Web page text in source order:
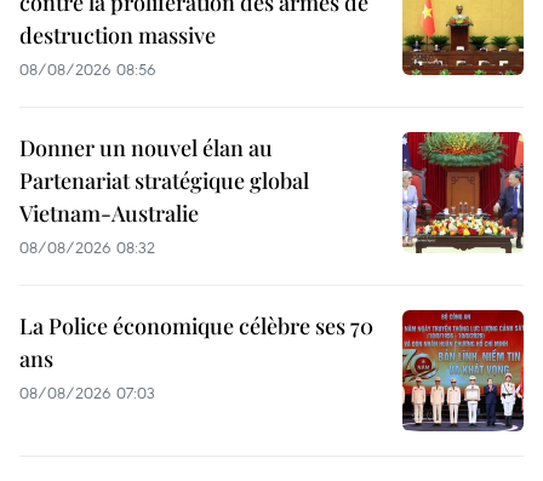
destruction massive
08/08/2026 08:56
Donner un nouvel élan au
Partenariat stratégique global
Vietnam-Australie
08/08/2026 08:32
La Police économique célèbre ses 70
ans
08/08/2026 07:03